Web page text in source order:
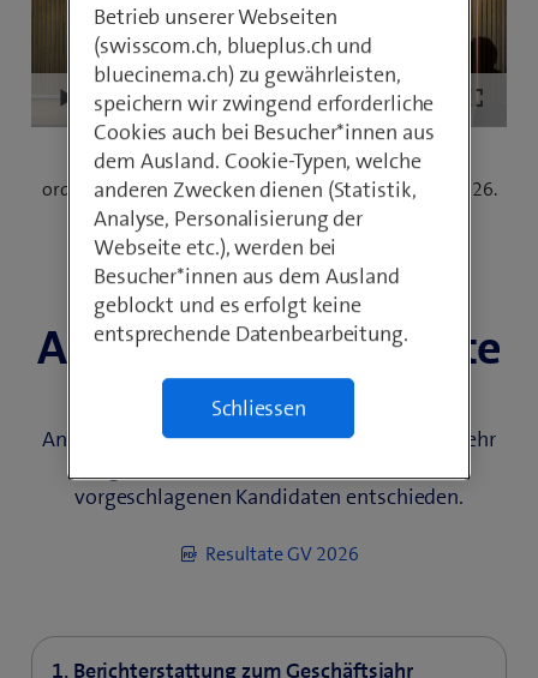
Play Mute Loaded:
0.13%
Picture-
in-
Picture
Sehen Sie das Video der Live-Übertragung der 28.
ordentlichen Generalversammlung vom 25. März 2026.
Video Gesamtdauer: 02:09:18 Std.
Abstimmungs­resultate
Die Aktionärinnen und Aktionäre haben alle
Anträge des Verwaltungsrates mit grossem Mehr
vorgeschlagenen Kandidaten entschieden.
Resultate GV 2026
1. Berichterstattung zum Geschäftsjahr
Betrieb unserer Webseiten
(swisscom.ch, blueplus.ch und
bluecinema.ch) zu gewährleisten,
speichern wir zwingend erforderliche
Cookies auch bei Besucher*innen aus
dem Ausland. Cookie-Typen, welche
anderen Zwecken dienen (Statistik,
Analyse, Personalisierung der
Webseite etc.), werden bei
Besucher*innen aus dem Ausland
geblockt und es erfolgt keine
entsprechende Datenbearbeitung.
Schliessen